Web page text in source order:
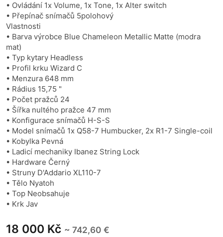
18 000 Kč ~ 742,60 €
• Ovládání 1x Volume, 1x Tone, 1x Alter switch
• Přepínač snímačů 5polohový
Vlastnosti
• Barva výrobce Blue Chameleon Metallic Matte (modra
mat)
• Typ kytary Headless
• Profil krku Wizard C
• Menzura 648 mm
• Rádius 15,75 "
• Počet pražců 24
• Šířka nultého pražce 47 mm
• Konfigurace snímačů H-S-S
• Model snímačů 1x Q58-7 Humbucker, 2x R1-7 Single-coil
• Kobylka Pevná
• Ladicí mechaniky Ibanez String Lock
• Hardware Černý
• Struny D'Addario XL110-7
• Tělo Nyatoh
• Top Neobsahuje
• Krk Jav